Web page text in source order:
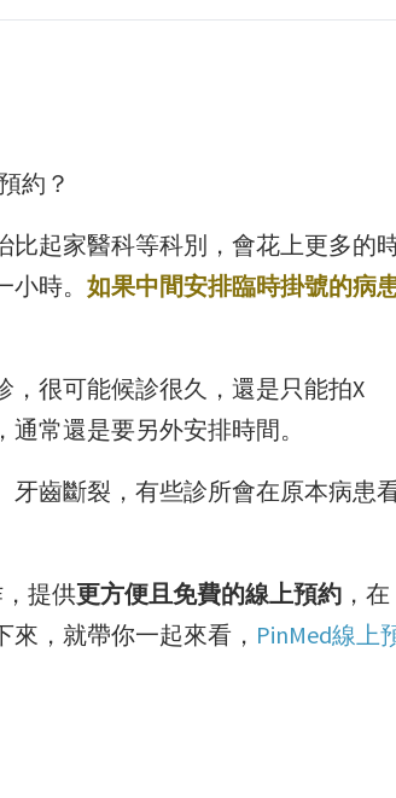
約？
比起家醫科等科別，會花上更多的
時。 如果中間安排臨時掛號的病
，很可能候診很久，還是只能拍X
常還是要另外安排時間。
牙齒斷裂，有些診所會在原本病患
提供更方便且免費的線上預約 ，在
，就帶你一起來看， PinMed線上